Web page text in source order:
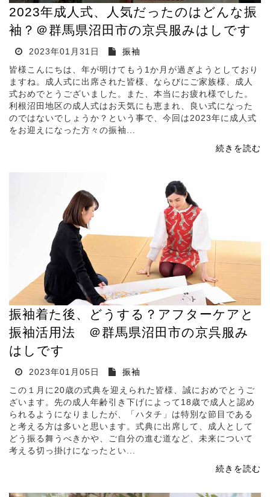
2023年成人式、人気だったのはどんな振
袖？＠群馬県沼田市の京呉服みはしです
2023年01月31日
振袖
皆様こんにちは、年が明けてもう1か月が過ぎようとしており
ますね。成人式に出席された皆様、ならびにご家族様、成人
式おめでとうございました。また、本当にお疲れ様でした。
利根沼田地区の成人式はお天気にも恵まれ、良い式になった
のではないでしょうか？という事で、今回は2023年に成人式
をお迎えになった方々の振袖...
続きを読む
振袖着た後、どうする？アフターケアと
振袖活用法 ＠群馬県沼田市の京呉服み
はしです
2023年01月05日
振袖
この１月に20歳の式典を迎えられた皆様、誠におめでとうご
ざいます。先の成人年齢引き下げによって18歳で成人と認め
られるようになりましたが、「ハタチ」は特別な節目である
と考える方は多いと思います。式典に出席して、成人として
どう振る舞うべきかや、ご自分の進む道など、未来について
考える切っ掛けになったとい...
続きを読む